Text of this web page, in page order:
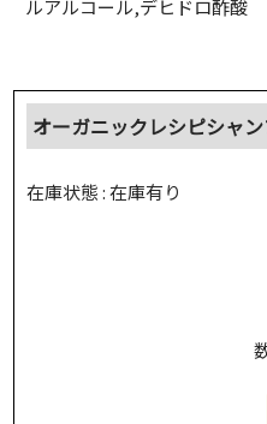
ルアルコール,デヒドロ酢酸
オーガニックレシピシャ
在庫状態 : 在庫有り